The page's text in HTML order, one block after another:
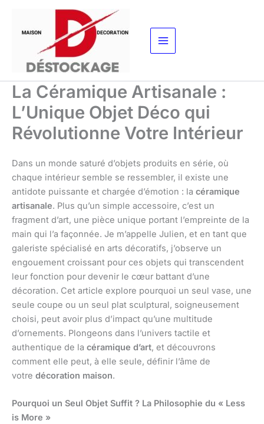
contenu
La Céramique Artisanale :
L’Unique Objet Déco qui
Révolutionne Votre Intérieur
Dans un monde saturé d’objets produits en série, où
chaque intérieur semble se ressembler, il existe une
antidote puissante et chargée d’émotion : la céramique
artisanale. Plus qu’un simple accessoire, c’est un
fragment d’art, une pièce unique portant l’empreinte de la
main qui l’a façonnée. Je m’appelle Julien, et en tant que
galeriste spécialisé en arts décoratifs, j’observe un
engouement croissant pour ces objets qui transcendent
leur fonction pour devenir le cœur battant d’une
décoration. Cet article explore pourquoi un seul vase, une
seule coupe ou un seul plat sculptural, soigneusement
choisi, peut avoir plus d’impact qu’une multitude
d’ornements. Plongeons dans l’univers tactile et
authentique de la céramique d’art, et découvrons
comment elle peut, à elle seule, définir l’âme de
votre décoration maison.
Pourquoi un Seul Objet Suffit ? La Philosophie du « Less
is More »